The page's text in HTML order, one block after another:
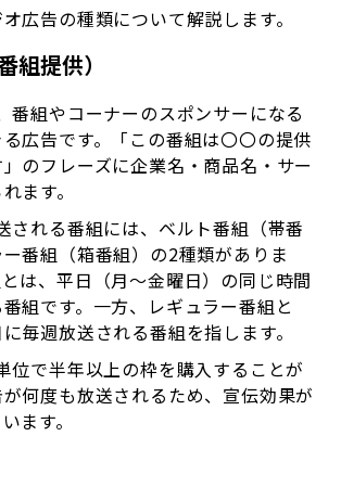
広告の種類について解説します。
組提供）
番組やコーナーのスポンサーになる
広告です。「この番組は〇〇の提供
のフレーズに企業名・商品名・サー
ます。
される番組には、ベルト番組（帯番
番組（箱番組）の2種類がありま
は、平日（月～金曜日）の同じ時間
組です。一方、レギュラー番組と
毎週放送される番組を指します。
位で半年以上の枠を購入することが
何度も放送されるため、宣伝効果が
ます。